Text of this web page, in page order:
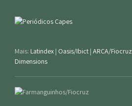
Mais: Latindex | Oasis/Ibict | ARCA/Fiocruz
Dimensions